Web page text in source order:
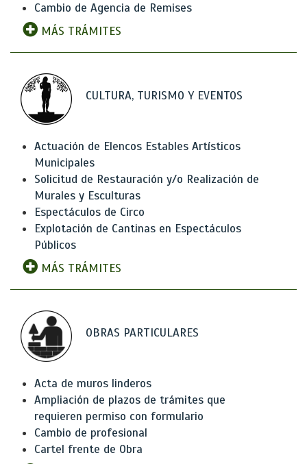
Cambio de Agencia de Remises
MÁS TRÁMITES
CULTURA, TURISMO Y EVENTOS
Actuación de Elencos Estables Artísticos
Municipales
Solicitud de Restauración y/o Realización de
Murales y Esculturas
Espectáculos de Circo
Explotación de Cantinas en Espectáculos
Públicos
MÁS TRÁMITES
OBRAS PARTICULARES
Acta de muros linderos
Ampliación de plazos de trámites que
requieren permiso con formulario
Cambio de profesional
Cartel frente de Obra